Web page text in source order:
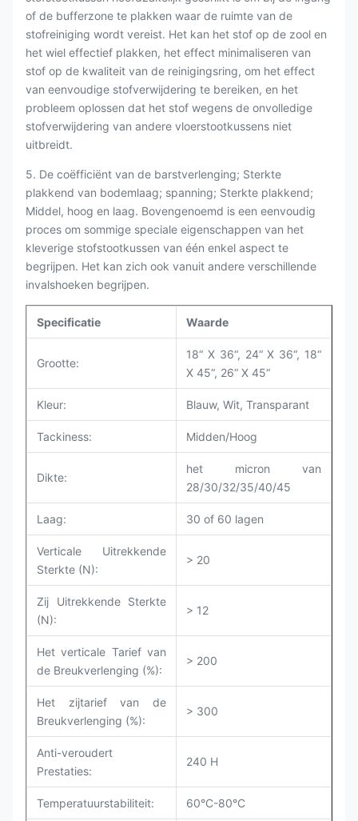
of de bufferzone te plakken waar de ruimte van de
stofreiniging wordt vereist. Het kan het stof op de zool en
het wiel effectief plakken, het effect minimaliseren van
stof op de kwaliteit van de reinigingsring, om het effect
van eenvoudige stofverwijdering te bereiken, en het
probleem oplossen dat het stof wegens de onvolledige
stofverwijdering van andere vloerstootkussens niet
uitbreidt.
5. De coëfficiënt van de barstverlenging; Sterkte
plakkend van bodemlaag; spanning; Sterkte plakkend;
Middel, hoog en laag. Bovengenoemd is een eenvoudig
proces om sommige speciale eigenschappen van het
kleverige stofstootkussen van één enkel aspect te
begrijpen. Het kan zich ook vanuit andere verschillende
invalshoeken begrijpen.
Specificatie Waarde
Grootte:
18“ X 36“, 24“ X 36“, 18“
X 45“, 26“ X 45“
Kleur: Blauw, Wit, Transparant
Tackiness: Midden/Hoog
Dikte:
het micron van
28/30/32/35/40/45
Laag: 30 of 60 lagen
Verticale Uitrekkende
Sterkte (N):
> 20
Zij Uitrekkende Sterkte
(N):
> 12
Het verticale Tarief van
de Breukverlenging (%):
> 200
Het zijtarief van de
Breukverlenging (%):
> 300
Anti-veroudert
Prestaties:
240 H
Temperatuurstabiliteit: 60°C-80°C